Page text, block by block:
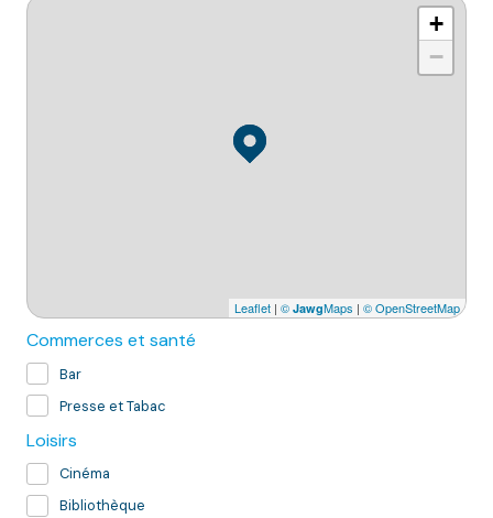
+
−
Leaflet | © JawgMaps | © OpenStreetMap
Commerces et santé
Bar
Presse et Tabac
Loisirs
Cinéma
Bibliothèque